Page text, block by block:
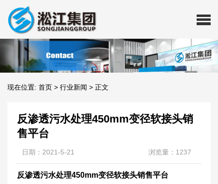
现在位置: 首页 > 行业新闻 > 正文
反渗透污水处理450mm变径软接头销
售平台
日期：2021-5-21 浏览量：1237
反渗透污水处理450mm变径软接头销售平台